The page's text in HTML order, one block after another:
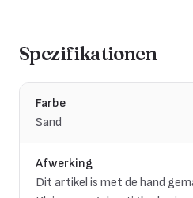
Spezifikationen
Farbe
Sand
Afwerking
Dit artikel is met de hand